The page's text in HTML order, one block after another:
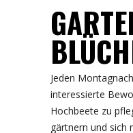
Jeden
interessierte
Hochbeete zu
gärtnern und sich